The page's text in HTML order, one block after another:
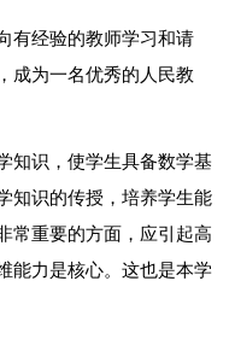
有经验的教师学习和请
成为一名优秀的人民教
知识，使学生具备数学基
知识的传授，培养学生能
常重要的方面，应引起高
能力是核心。这也是本学